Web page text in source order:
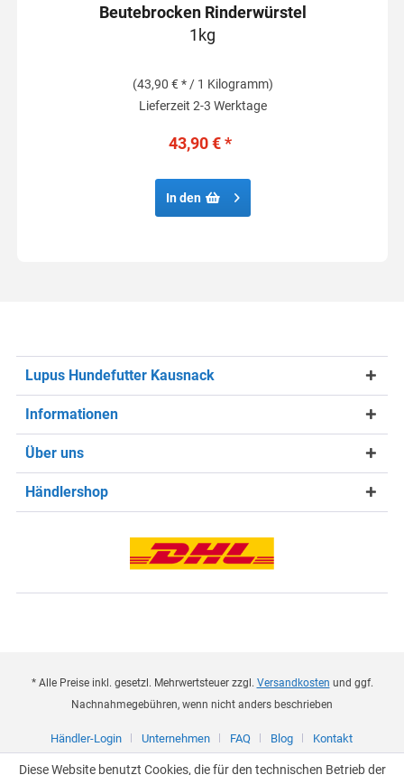
Beutebrocken Rinderwürstel
1kg
(43,90 € * / 1 Kilogramm)
Lieferzeit 2-3 Werktage
43,90 € *
In den
Lupus Hundefutter Kausnack
Informationen
Über uns
Händlershop
* Alle Preise inkl. gesetzl. Mehrwertsteuer zzgl. Versandkosten und ggf.
Nachnahmegebühren, wenn nicht anders beschrieben
Händler-Login Unternehmen FAQ Blog Kontakt
Diese Website benutzt Cookies, die für den technischen Betrieb der